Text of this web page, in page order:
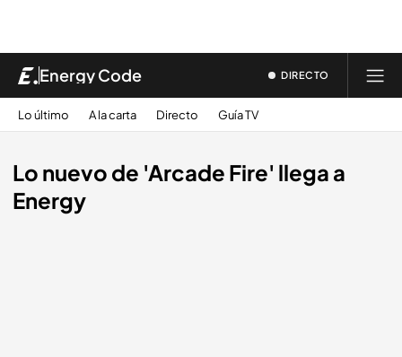
Energy Code DIRECTO
Lo último A la carta Directo Guía TV
Lo nuevo de 'Arcade Fire' llega a
Energy